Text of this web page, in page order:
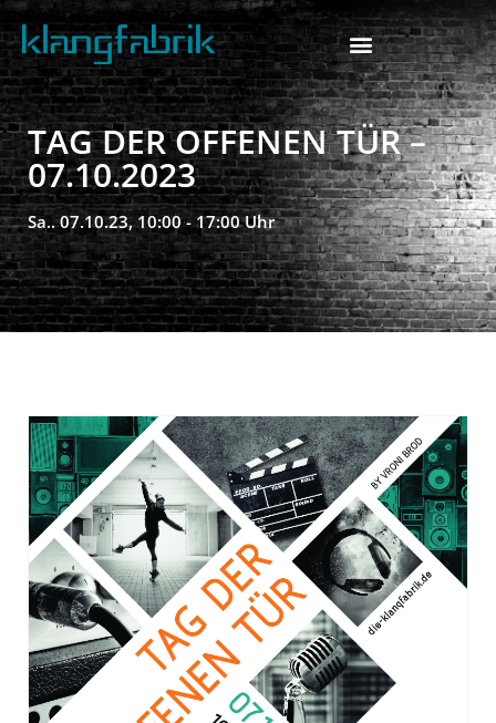
TAG DER OFFENEN TÜR –
07.10.2023
Sa.. 07.10.23, 10:00 - 17:00 Uhr